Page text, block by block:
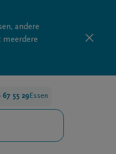
andere
meerdere
67 55 29Essen